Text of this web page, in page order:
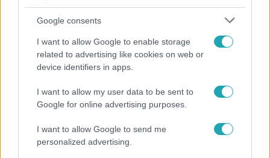
Google consents
I want to allow Google to enable storage
related to advertising like cookies on web or
device identifiers in apps.
I want to allow my user data to be sent to
Google for online advertising purposes.
I want to allow Google to send me
personalized advertising.
14:09